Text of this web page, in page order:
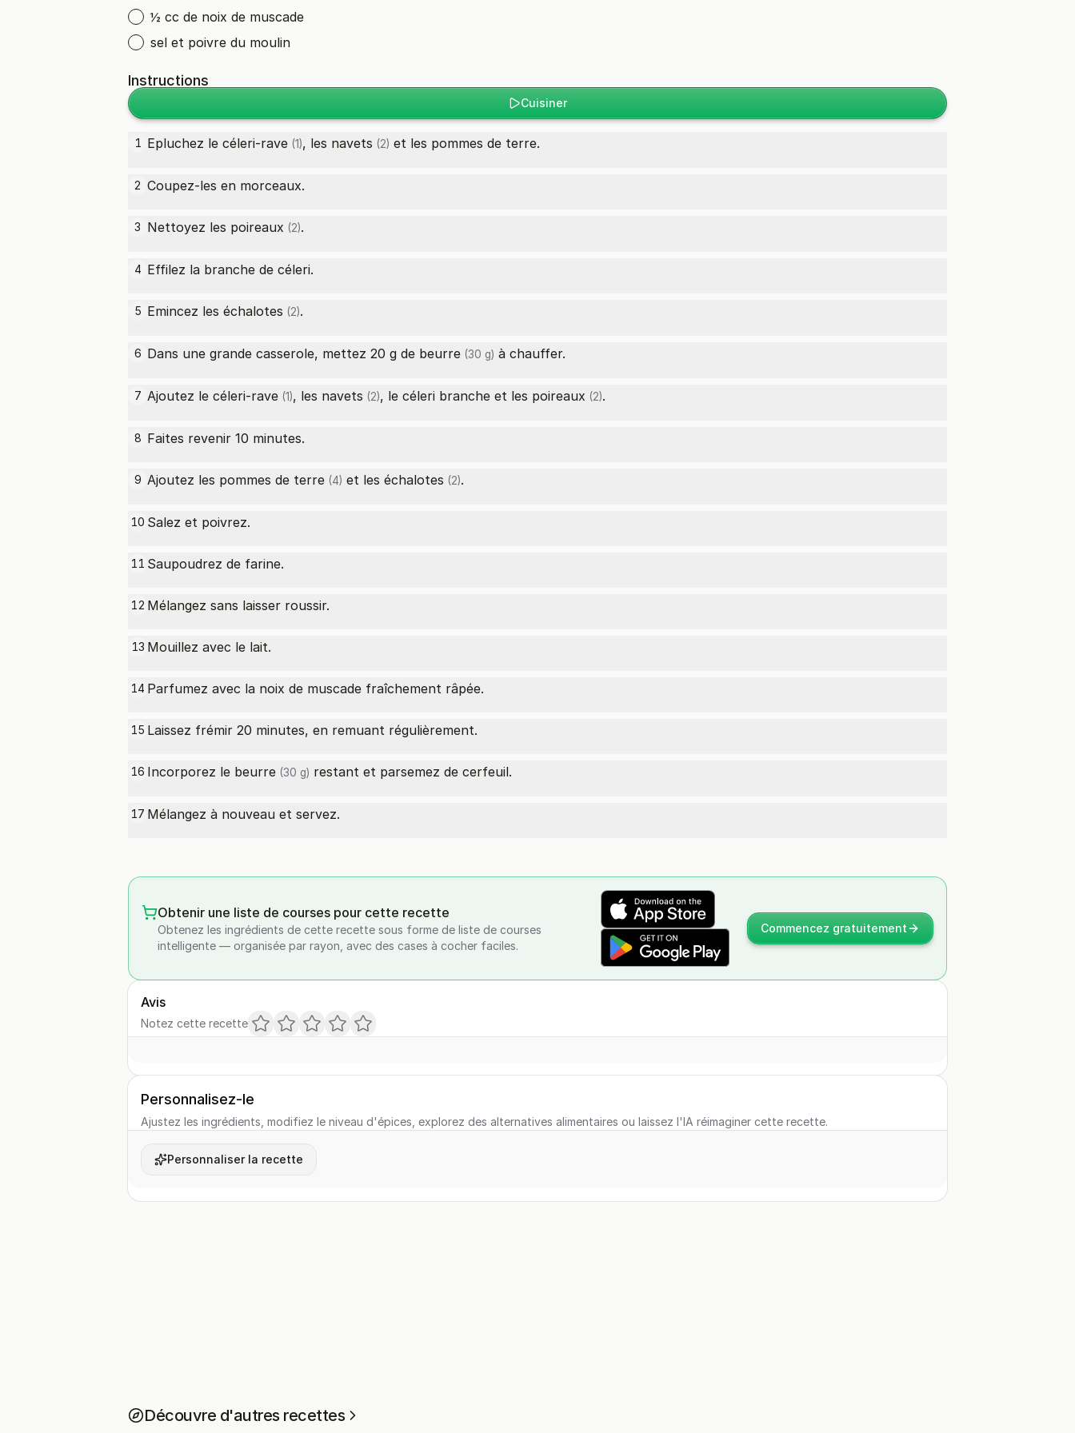
½ cc de noix de muscade
sel et poivre du moulin
Instructions
Cuisiner
1 Epluchez le céleri-rave (1), les navets (2) et les pommes de terre.
2 Coupez-les en morceaux.
3 Nettoyez les poireaux (2).
4 Effilez la branche de céleri.
5 Emincez les échalotes (2).
6 Dans une grande casserole, mettez 20 g de beurre (30 g) à chauffer.
7 Ajoutez le céleri-rave (1), les navets (2), le céleri branche et les poireaux (2).
8 Faites revenir 10 minutes.
9 Ajoutez les pommes de terre (4) et les échalotes (2).
10 Salez et poivrez.
11 Saupoudrez de farine.
12 Mélangez sans laisser roussir.
13 Mouillez avec le lait.
14 Parfumez avec la noix de muscade fraîchement râpée.
15 Laissez frémir 20 minutes, en remuant régulièrement.
16 Incorporez le beurre (30 g) restant et parsemez de cerfeuil.
17 Mélangez à nouveau et servez.
Obtenir une liste de courses pour cette recette
Obtenez les ingrédients de cette recette sous forme de liste de courses
intelligente — organisée par rayon, avec des cases à cocher faciles.
Commencez gratuitement
Avis
Notez cette recette
Personnalisez-le
Ajustez les ingrédients, modifiez le niveau d'épices, explorez des alternatives alimentaires ou laissez l'IA réimaginer cette recette.
Personnaliser la recette
Découvre d'autres recettes